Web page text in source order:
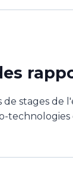
stages de
technologies